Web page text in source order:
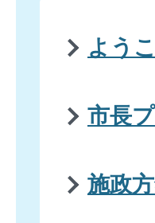
よう
市長
施政